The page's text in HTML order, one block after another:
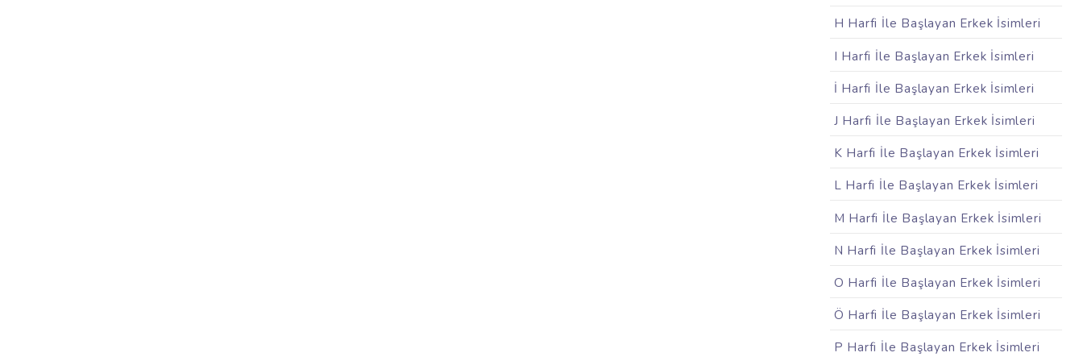
H Harfi İle Başlayan Erkek İsimleri
I Harfi İle Başlayan Erkek İsimleri
İ Harfi İle Başlayan Erkek İsimleri
J Harfi İle Başlayan Erkek İsimleri
K Harfi İle Başlayan Erkek İsimleri
L Harfi İle Başlayan Erkek İsimleri
M Harfi İle Başlayan Erkek İsimleri
N Harfi İle Başlayan Erkek İsimleri
O Harfi İle Başlayan Erkek İsimleri
Ö Harfi İle Başlayan Erkek İsimleri
P Harfi İle Başlayan Erkek İsimleri